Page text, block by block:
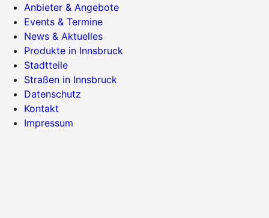
Anbieter & Angebote
Events & Termine
News & Aktuelles
Produkte in Innsbruck
Stadtteile
Straßen in Innsbruck
Datenschutz
Kontakt
Impressum